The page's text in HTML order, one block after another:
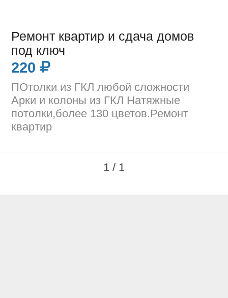
Ремонт квартир и сдача домов
под ключ
220
ПОтолки из ГКЛ любой сложности
Арки и колоны из ГКЛ Натяжные
потолки,более 130 цветов.Ремонт
квартир
1 / 1